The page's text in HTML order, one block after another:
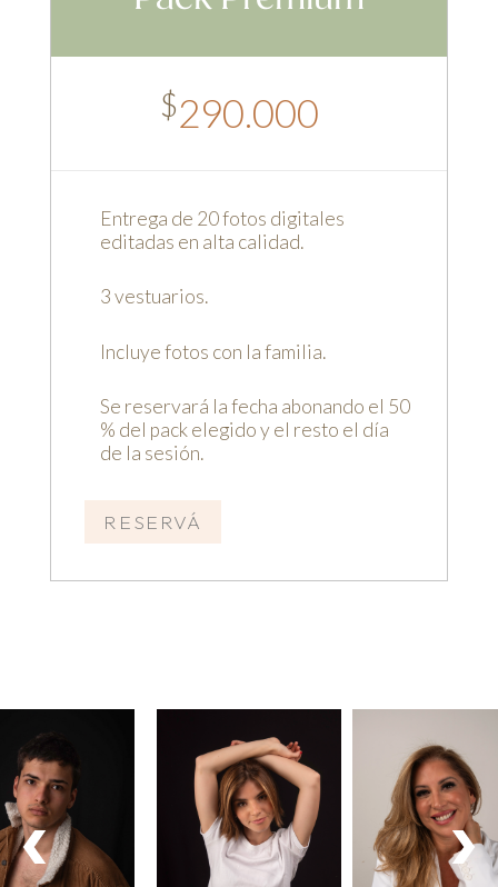
$290.000
Entrega de 20 fotos digitales
editadas en alta calidad.
3 vestuarios.
Incluye fotos con la familia.
Se reservará la fecha abonando el 50
% del pack elegido y el resto el día
de la sesión.
RESERVÁ